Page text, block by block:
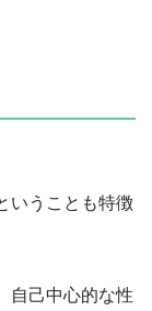
いうことも特徴
自己中心的な性